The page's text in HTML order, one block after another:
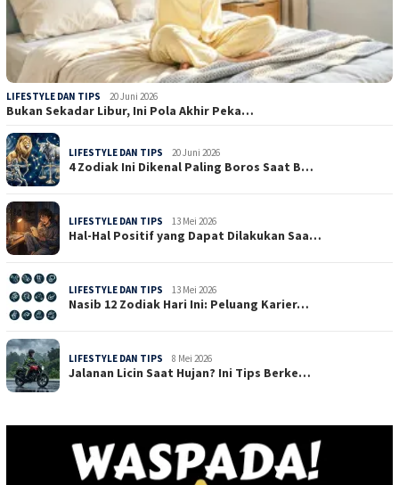
LIFESTYLE DAN TIPS 20 Juni 2026
Bukan Sekadar Libur, Ini Pola Akhir Peka…
LIFESTYLE DAN TIPS 20 Juni 2026
4 Zodiak Ini Dikenal Paling Boros Saat B…
LIFESTYLE DAN TIPS 13 Mei 2026
Hal-Hal Positif yang Dapat Dilakukan Saa…
LIFESTYLE DAN TIPS 13 Mei 2026
Nasib 12 Zodiak Hari Ini: Peluang Karier…
LIFESTYLE DAN TIPS 8 Mei 2026
Jalanan Licin Saat Hujan? Ini Tips Berke…